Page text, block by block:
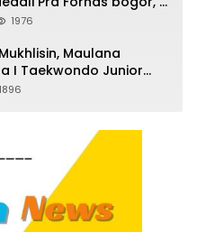
1976
Maulana
I Taekwondo Junior
Championship 2026
1896